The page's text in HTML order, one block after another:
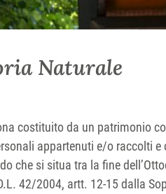
Naturale
costituito da un patrimonio
appartenuti e/o raccolti
che si situa tra la fine
42/2004, artt. 12-15 dalla